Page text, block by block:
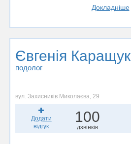
Докладніше
Євгенія Каращук
подолог
вул. Захисників Миколаєва, 29
Додати
відгук
100
дзвінків